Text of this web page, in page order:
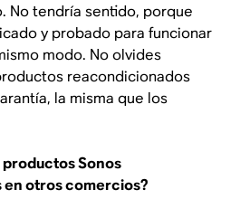
No tendría sentido, porque
y probado para funcionar
modo. No olvides
reacondicionados
la misma que los
Sonos
otros comercios?